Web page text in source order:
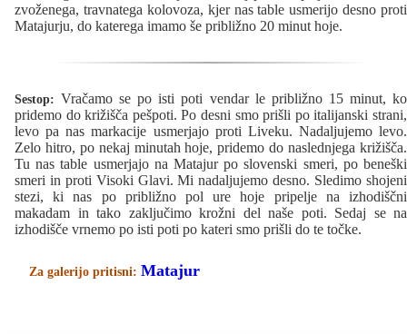
zvoženega, travnatega kolovoza, kjer nas table usmerijo desno proti
Matajurju, do katerega imamo še približno 20 minut hoje.
Sestop: Vračamo se po isti poti vendar le približno 15 minut, ko
pridemo do križišča pešpoti. Po desni smo prišli po italijanski strani,
levo pa nas markacije usmerjajo proti Liveku. Nadaljujemo levo.
Zelo hitro, po nekaj minutah hoje, pridemo do naslednjega križišča.
Tu nas table usmerjajo na Matajur po slovenski smeri, po beneški
smeri in proti Visoki Glavi. Mi nadaljujemo desno. Sledimo shojeni
stezi, ki nas po približno pol ure hoje pripelje na izhodiščni
makadam in tako zaključimo krožni del naše poti. Sedaj se na
izhodišče vrnemo po isti poti po kateri smo prišli do te točke.
Za galerijo pritisni: Matajur